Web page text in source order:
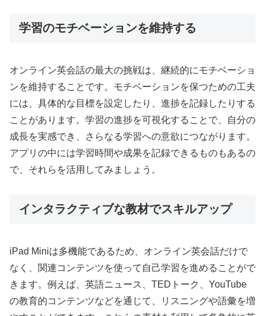
学習のモチベーションを維持する
オンライン英会話の最大の挑戦は、継続的にモチベーショ
ンを維持することです。モチベーションを保つための工夫
には、具体的な目標を設定したり、進捗を記録したりする
ことがあります。学習の進捗を可視化することで、自分の
成長を実感でき、さらなる学習への意欲につながります。
アプリの中には学習時間や成果を記録できるものもあるの
で、それらを活用してみましょう。
インタラクティブな教材でスキルアップ
iPad Miniは多機能であるため、オンライン英会話だけで
なく、関連コンテンツを使って自己学習を進めることがで
きます。例えば、英語ニュース、TEDトーク、YouTube
の教育的コンテンツなどを通じて、リスニングや語彙を増